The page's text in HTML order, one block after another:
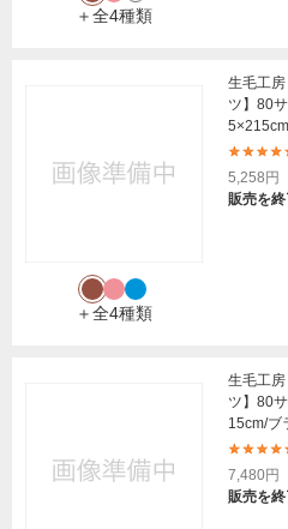
＋全4種類
＋全4種類
生毛工
ツ】80
5,258円
販売を終
生毛工
ツ】80
15cm/ブ
7,480円
販売を終